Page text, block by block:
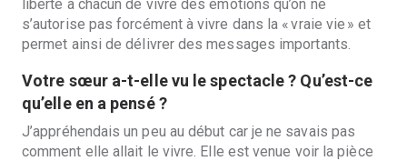
liberté à chacun de vivre des émotions qu’on ne
s’autorise pas forcément à vivre dans la « vraie vie » et
permet ainsi de délivrer des messages importants.
Votre sœur a-t-elle vu le spectacle ? Qu’est-ce
qu’elle en a pensé?
J’appréhendais un peu au début car je ne savais pas
comment elle allait le vivre. Elle est venue voir la pièce